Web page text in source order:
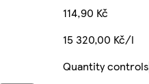
114,90 Kč
15 320,00 Kč/l
Quantity controls